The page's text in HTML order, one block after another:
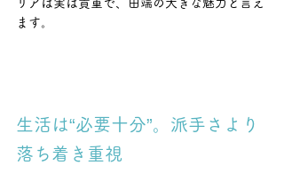
リアは実は貴重で、田端の大きな魅力と言え
ます。
生活は“必要十分”。派手さより
落ち着き重視